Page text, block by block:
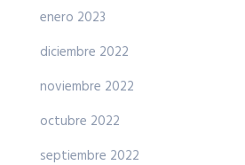
enero 2023
diciembre 2022
noviembre 2022
octubre 2022
septiembre 2022